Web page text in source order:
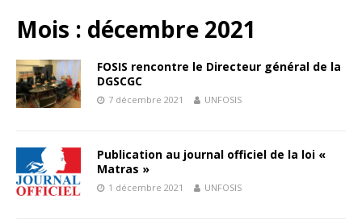
Mois : décembre 2021
FOSIS rencontre le Directeur général de la
DGSCGC
7 décembre 2021 UNFOSIS
Publication au journal officiel de la loi «
Matras »
1 décembre 2021 UNFOSIS